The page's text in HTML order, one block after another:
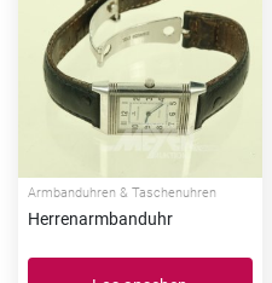
Armbanduhren & Taschenuhren
Herrenarmbanduhr